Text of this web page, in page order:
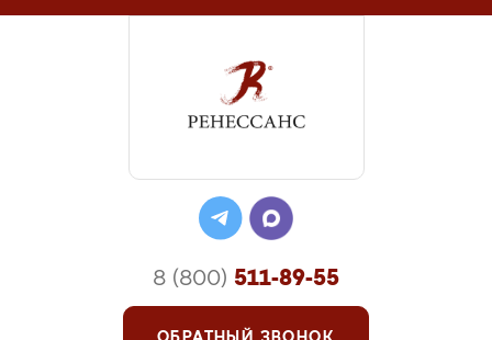
8 (800) 511-89-55